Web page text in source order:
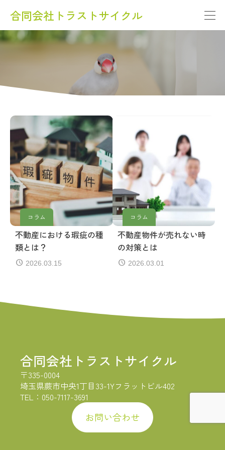
合同会社トラストサイクル
コラム
不動産における瑕疵の種
類とは？
2026.03.15
コラム
不動産物件が売れない時
の対策とは
2026.03.01
合同会社トラストサイクル
〒335-0004
埼玉県蕨市中央1丁目33-1Yフラットビル402
TEL：050-7117-3691
お問い合わせ